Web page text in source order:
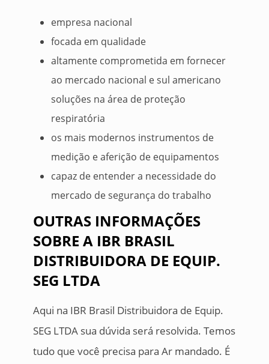
empresa nacional
focada em qualidade
altamente comprometida em fornecer
ao mercado nacional e sul americano
soluções na área de proteção
respiratória
os mais modernos instrumentos de
medição e aferição de equipamentos
capaz de entender a necessidade do
mercado de segurança do trabalho
OUTRAS INFORMAÇÕES
SOBRE A IBR BRASIL
DISTRIBUIDORA DE EQUIP.
SEG LTDA
Aqui na IBR Brasil Distribuidora de Equip.
SEG LTDA sua dúvida será resolvida. Temos
tudo que você precisa para Ar mandado. É